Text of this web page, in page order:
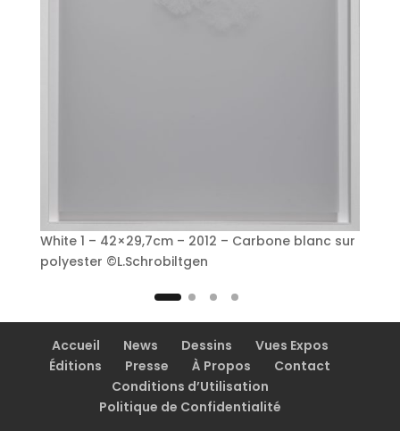
White 1 – 42×29,7cm – 2012 – Carbone blanc sur
polyester ©L.Schrobiltgen
Accueil News Dessins
Vues Expos
Éditions
Presse À Propos
Contact
Conditions d’Utilisation
Politique de Confidentialité